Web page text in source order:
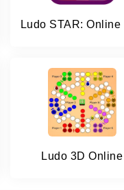
Ludo 3D Online